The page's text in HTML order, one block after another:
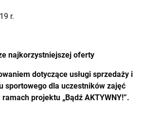
r.
najkorzystniejszej oferty
dotyczące usługi sprzedaży i
sportowego dla uczestników zajęć
projektu „Bądź AKTYWNY!”.